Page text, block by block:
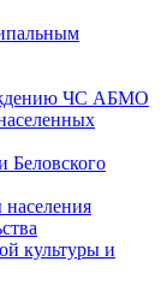
ЧС АБМО
Беловского
культуры и